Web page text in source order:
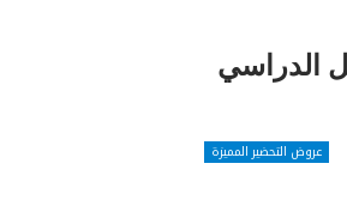
الدراسي
عروض التحضير المميزة